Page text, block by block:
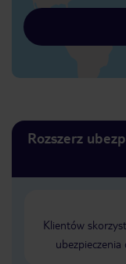
Rozszerz
Klientów